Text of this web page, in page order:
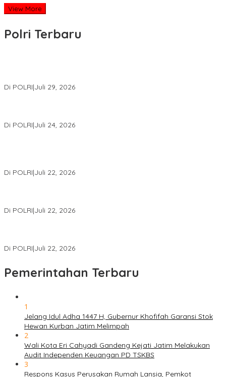
View More
Polri Terbaru
Di POLRI|Juli 29, 2026
Di POLRI|Juli 24, 2026
Di POLRI|Juli 22, 2026
Di POLRI|Juli 22, 2026
Di POLRI|Juli 22, 2026
Pemerintahan Terbaru
1
Jelang Idul Adha 1447 H, Gubernur Khofifah Garansi Stok
Hewan Kurban Jatim Melimpah
2
Wali Kota Eri Cahyadi Gandeng Kejati Jatim Melakukan
Audit Independen Keuangan PD TSKBS
3
Respons Kasus Perusakan Rumah Lansia, Pemkot